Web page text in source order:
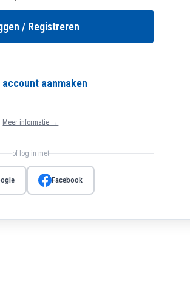
/ Registreren
account aanmaken
Meer informatie →
of log in met
Facebook